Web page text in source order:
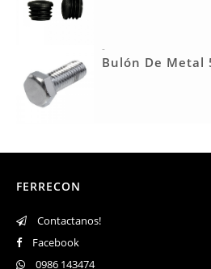
-
Bulón De Metal
FERRECON
Contactanos!
Facebook
0986 143474